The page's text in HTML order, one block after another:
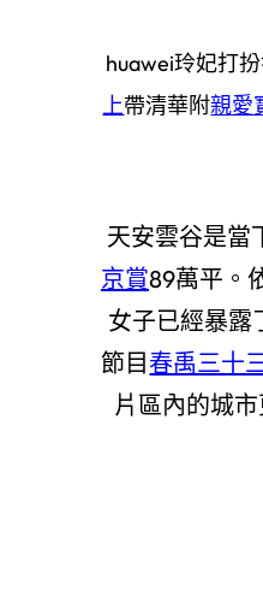
huawei玲妃打
上帶清華附親愛
天安雲谷是當
京賞89萬平。
女子已經暴露
節目春禹三十
片區內的城